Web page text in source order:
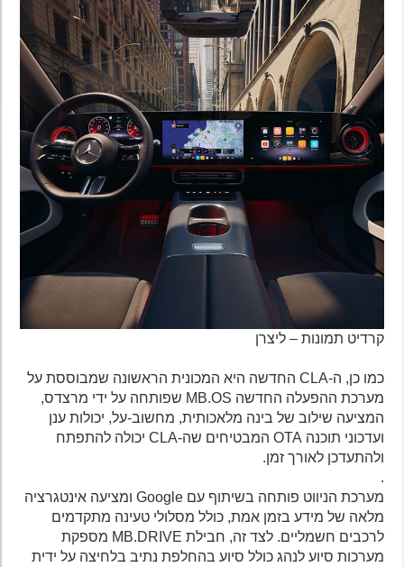
קרדיט תמונות – ליצרן
כמו כן, ה-CLA החדשה היא המכונית הראשונה שמבוססת על
מערכת ההפעלה החדשה MB.OS שפותחה על ידי מרצדס,
המציעה שילוב של בינה מלאכותית, מחשוב-על, יכולות ענן
ועדכוני תוכנה OTA המבטיחים שה-CLA יכולה להתפתח
ולהתעדכן לאורך זמן.
מערכת הניווט פותחה בשיתוף עם Google ומציעה אינטגרציה
מלאה של מידע בזמן אמת, כולל מסלולי טעינה מתקדמים
לרכבים חשמליים. לצד זה, חבילת MB.DRIVE מספקת
מערכות סיוע לנהג כולל סיוע בהחלפת נתיב בלחיצה על ידית